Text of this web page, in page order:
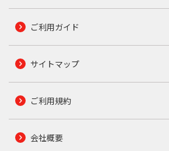
ご利用ガイド
サイトマップ
ご利用規約
会社概要